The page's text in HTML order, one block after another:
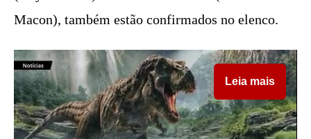
Macon), também estão confirmados no elenco.
Leia mais